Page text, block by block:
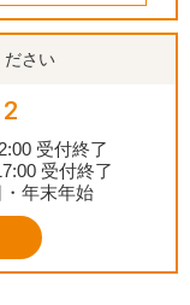
ださい
受付終了
受付終了
年末年始